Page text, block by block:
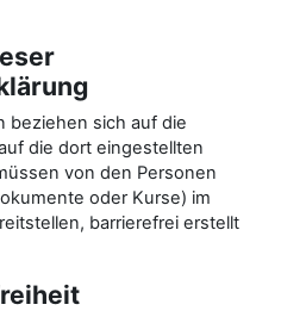
beziehen sich auf die
die dort eingestellten
von den Personen
oder Kurse) im
barrierefrei erstellt